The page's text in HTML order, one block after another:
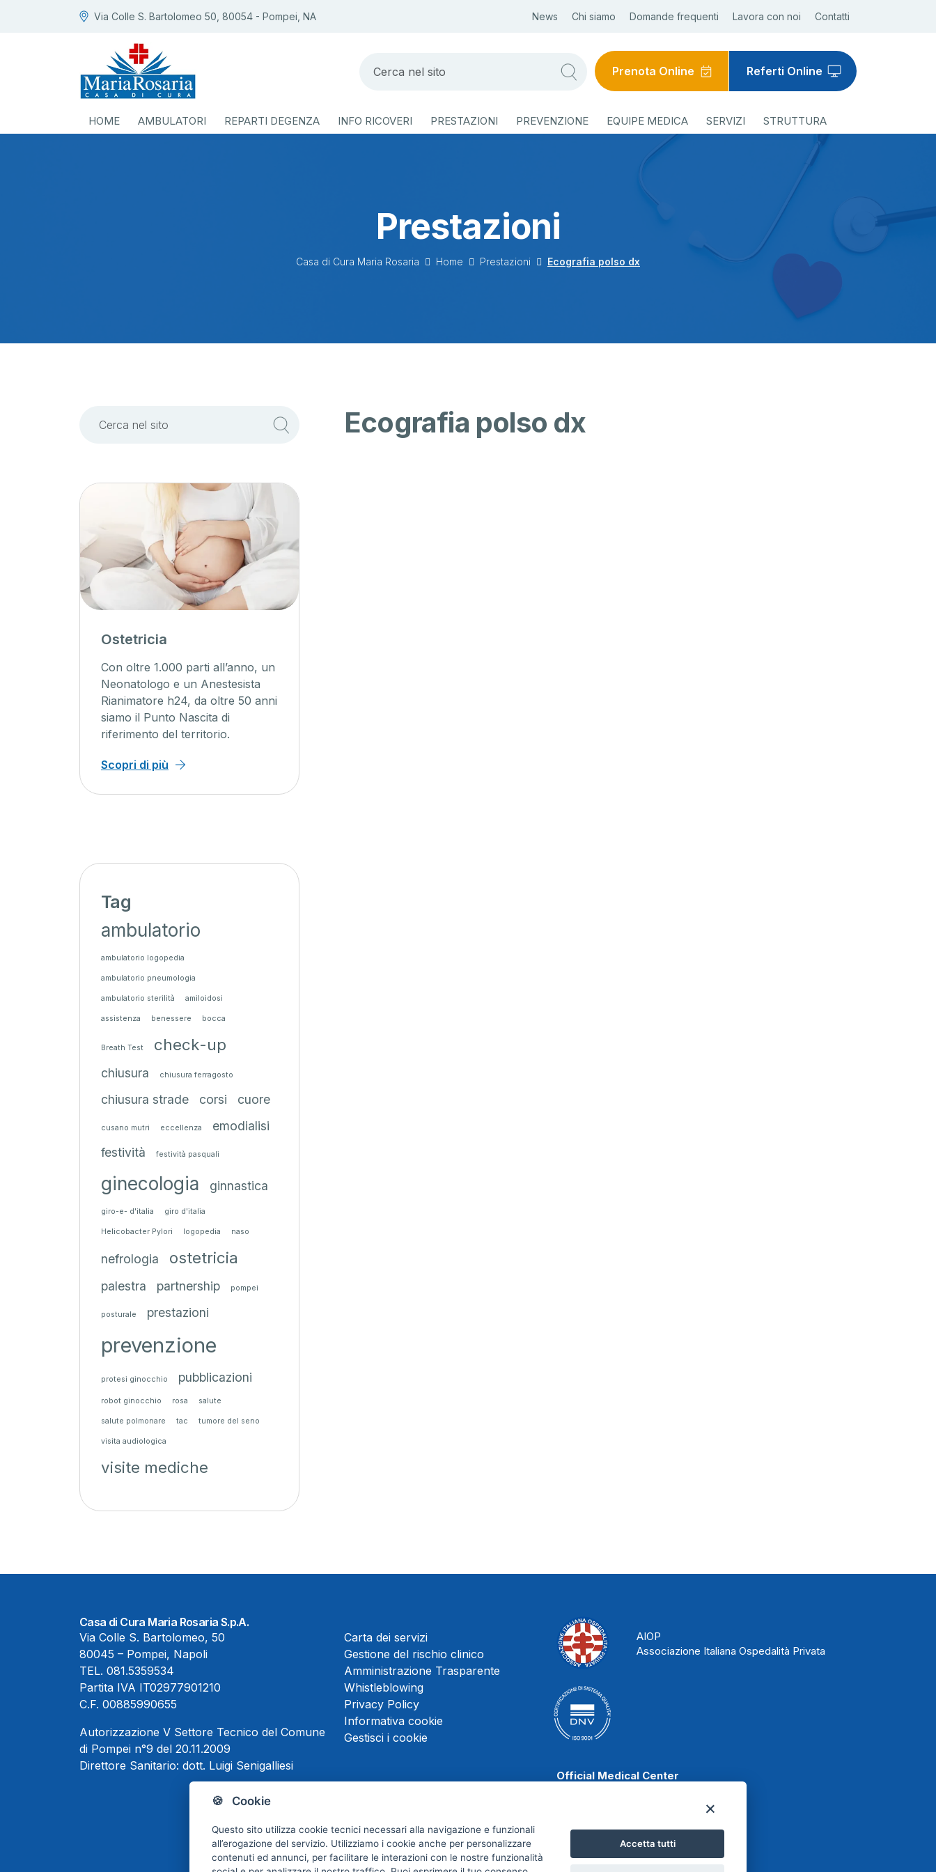
🍪 Cookie
Questo sito utilizza cookie tecnici necessari alla navigazione e funzionali
all’erogazione del servizio. Utilizziamo i cookie anche per personalizzare
contenuti ed annunci, per facilitare le interazioni con le nostre funzionalità
Accetta tutti
Via Colle S. Bartolomeo 50, 80054 - Pompei, NA News Chi siamo Domande frequenti Lavora con noi Contatti
Prenota Online Referti Online
HOME AMBULATORI REPARTI DEGENZA INFO RICOVERI PRESTAZIONI PREVENZIONE EQUIPE MEDICA SERVIZI STRUTTURA
Prestazioni
Casa di Cura Maria Rosaria Home Prestazioni Ecografia polso dx
Ecografia polso dx
Ostetricia
Con oltre 1.000 parti all’anno, un
Neonatologo e un Anestesista
Rianimatore h24, da oltre 50 anni
siamo il Punto Nascita di
riferimento del territorio.
Scopri di più
Tag
ambulatorio
ambulatorio logopedia
ambulatorio pneumologia
ambulatorio sterilità amiloidosi
assistenza benessere bocca
Breath Test check-up
chiusura chiusura ferragosto
chiusura strade corsi cuore
cusano mutri eccellenza
emodialisi
festività
festività pasquali
ginecologia ginnastica
giro-e- d'italia giro d'italia
Helicobacter Pylori logopedia naso
nefrologia ostetricia
palestra partnership pompei
posturale prestazioni
prevenzione
protesi ginocchio pubblicazioni
robot ginocchio rosa salute
salute polmonare tac tumore del seno
visita audiologica
visite mediche
Casa di Cura Maria Rosaria S.p.A.
Via Colle S. Bartolomeo, 50
80045 – Pompei, Napoli
TEL. 081.5359534
Partita IVA IT02977901210
C.F. 00885990655
Autorizzazione V Settore Tecnico del Comune
di Pompei n°9 del 20.11.2009
Direttore Sanitario: dott. Luigi Senigalliesi
Carta dei servizi
Gestione del rischio clinico
Amministrazione Trasparente
Whistleblowing
Privacy Policy
Informativa cookie
Gestisci i cookie
AIOP
Associazione Italiana Ospedalità Privata
Official Medical Center
Scafati Basket